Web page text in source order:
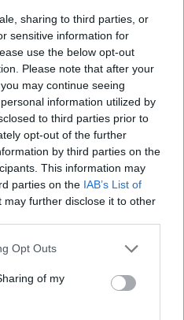
sharing to third parties, or
sensitive information for
use the below opt-out
Please note that after your
may continue seeing
information utilized by
to third parties prior to
opt-out of the further
by third parties on the
This information may
parties on the IAB’s List of
may further disclose it to other
uses one or more Google
behaviour. You may click to
and its third-party tags to
purposes in below Google
Opt Outs
of my
cómo murió
había muerto…